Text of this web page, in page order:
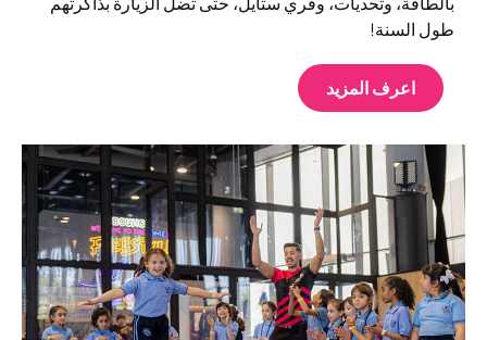
طول السنة!
اعرف المزيد